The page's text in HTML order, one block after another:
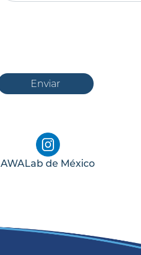
Enviar
AWALab de México